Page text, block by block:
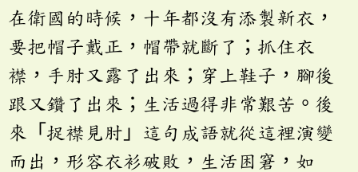
在衛國的時候，十年都沒有添製新衣，
要把帽子戴正，帽帶就斷了；抓住衣
襟，手肘又露了出來；穿上鞋子，腳後
跟又鑽了出來；生活過得非常艱苦。後
來「捉襟見肘」這句成語就從這裡演變
而出，形容衣衫破敗，生活困窘，如